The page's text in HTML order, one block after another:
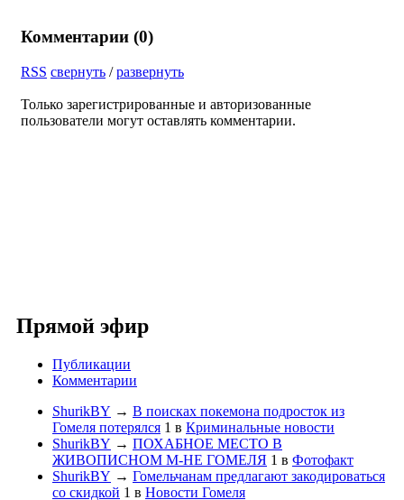
Комментарии (0)
RSS свернуть /развернуть
Только зарегистрированные и авторизованные
пользователи могут оставлять комментарии.
Прямой эфир
Публикации
Комментарии
ShurikBY → В поисках покемона подросток из
Гомеля потерялся 1 в Криминальные новости
ShurikBY → ПОХАБНОЕ МЕСТО В
ЖИВОПИСНОМ М-НЕ ГОМЕЛЯ 1 в Фотофакт
ShurikBY → Гомельчанам предлагают закодироваться
со скидкой 1 в Новости Гомеля